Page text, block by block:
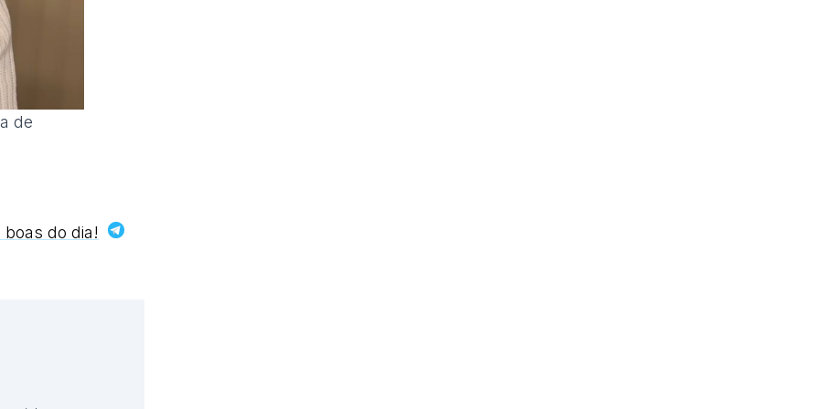
de
do dia!